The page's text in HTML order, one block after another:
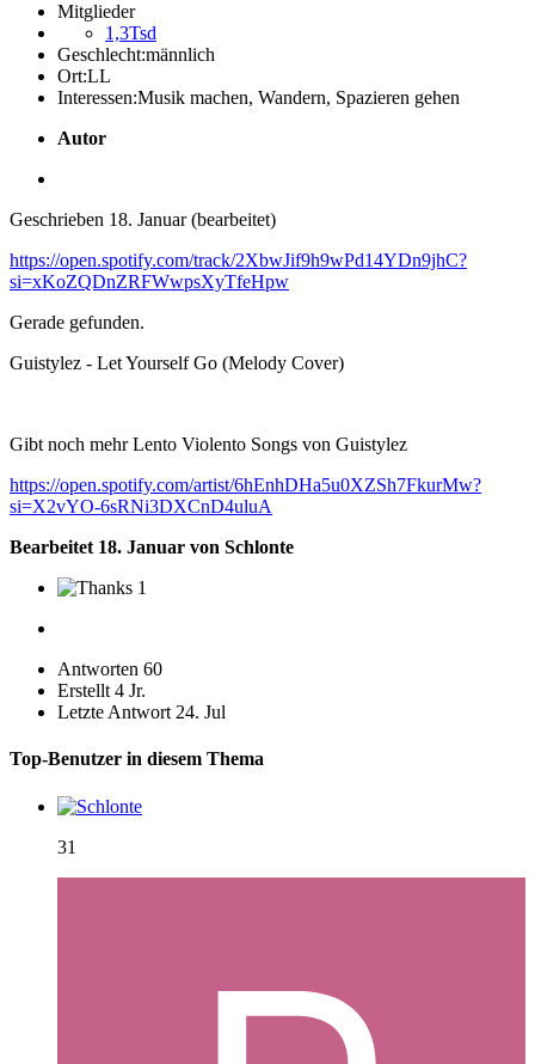
Mitglieder
1,3Tsd
Geschlecht:männlich
Ort:LL
Interessen:Musik machen, Wandern, Spazieren gehen
Autor
Geschrieben 18. Januar(bearbeitet)
https://open.spotify.com/track/2XbwJif9h9wPd14YDn9jhC?
si=xKoZQDnZRFWwpsXyTfeHpw
Gerade gefunden.
Guistylez - Let Yourself Go (Melody Cover)
Gibt noch mehr Lento Violento Songs von Guistylez
https://open.spotify.com/artist/6hEnhDHa5u0XZSh7FkurMw?
si=X2vYO-6sRNi3DXCnD4uluA
Bearbeitet 18. Januar von Schlonte
1
Antworten 60
Erstellt 4 Jr.
Letzte Antwort 24. Jul
Top-Benutzer in diesem Thema
31